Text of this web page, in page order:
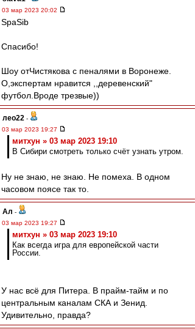
03 мар 2023 20:02
SpaSib
Спасибо!
Шоу отЧистякова с пеналями в Воронеже.
О,экспертам нравится ,,деревенский"
футбол.Вроде трезвые))
лео22 -
03 мар 2023 19:27
митхун » 03 мар 2023 19:10
В Сибири смотреть только счёт узнать утром.
Ну не знаю, не знаю. Не помеха. В одном
часовом поясе так то.
Ал -
03 мар 2023 19:27
митхун » 03 мар 2023 19:10
Как всегда игра для европейской части
России.
У нас всё для Питера. В прайм-тайм и по
центральным каналам СКА и Зенид.
Удивительно, правда?